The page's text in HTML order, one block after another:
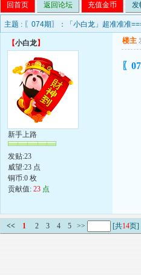
回首页 返回论坛 充值金币 发
主题 : 〖074期〗：「小白龙」超准准准
【小白龙】
新手上路
发贴:23
威望:23 点
铜币:0 枚
贡献值: 23 点
楼主
〖
<< 1 2 3 4 5 >> [共14页]